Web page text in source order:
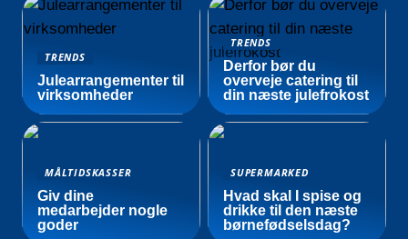
TRENDS
Julearrangementer til
virksomheder
TRENDS
Derfor bør du
overveje catering til
din næste julefrokost
MÅLTIDSKASSER
Giv dine
medarbejder nogle
goder
SUPERMARKED
Hvad skal I spise og
drikke til den næste
børnefødselsdag?